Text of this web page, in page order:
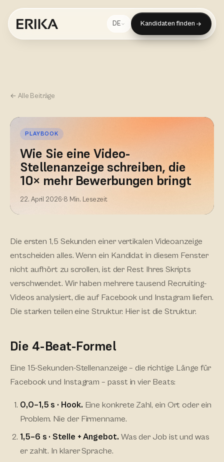
DE Kandidaten finden
← Alle Beiträge
PLAYBOOK
Wie Sie eine Video-
Stellenanzeige schreiben, die
10× mehr Bewerbungen bringt
22. April 2026·8 Min. Lesezeit
Die ersten 1,5 Sekunden einer vertikalen Videoanzeige
entscheiden alles. Wenn ein Kandidat in diesem Fenster
nicht aufhört zu scrollen, ist der Rest Ihres Skripts
verschwendet. Wir haben mehrere tausend Recruiting-
Videos analysiert, die auf Facebook und Instagram liefen.
Die starken teilen eine Struktur. Hier ist die Struktur.
Die 4-Beat-Formel
Eine 15-Sekunden-Stellenanzeige – die richtige Länge für
Facebook und Instagram – passt in vier Beats:
0,0–1,5 s · Hook. Eine konkrete Zahl, ein Ort oder ein
Problem. Nie der Firmenname.
1,5–6 s · Stelle + Angebot. Was der Job ist und was
er zahlt. In klarer Sprache.